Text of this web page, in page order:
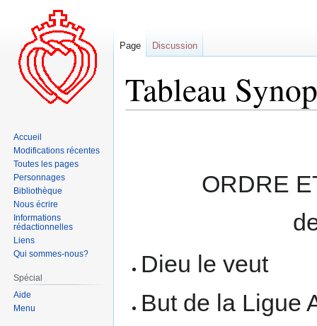
Tableau
ORDRE
Dieu le veut
But de la Ligue
Page Discussion
Accueil
Modifications récentes
Toutes les pages
Personnages
Bibliothèque
Nous écrire
Informations
rédactionnelles
Liens
Qui sommes-nous?
Spécial
Aide
Menu